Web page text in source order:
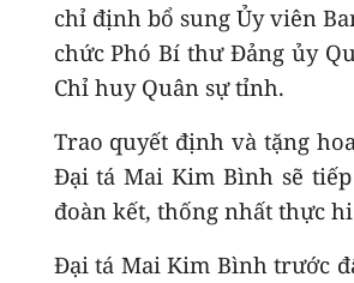
chỉ định bổ sung Ủy viên
chức Phó Bí thư Đảng ủy
Chỉ huy Quân sự tỉnh.
Trao quyết định và tặng
Đại tá Mai Kim Bình sẽ
đoàn kết, thống nhất thực
Đại tá Mai Kim Bình trước